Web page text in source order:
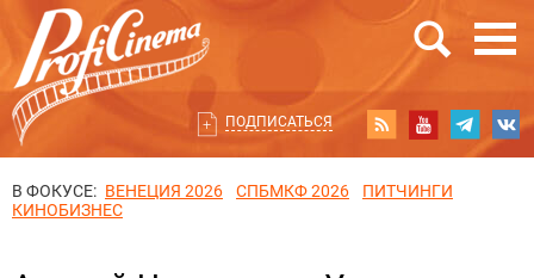
ПОДПИСАТЬСЯ
В ФОКУСЕ: ВЕНЕЦИЯ 2026 СПБМКФ 2026
ПИТЧИНГИ
КИНОБИЗНЕС